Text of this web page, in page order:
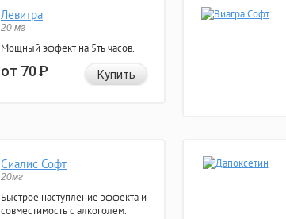
Левитра
20 мг
Мощный эффект на 5ть часов.
от 70Р Купить
Сиалис Софт
20мг
Быстрое наступление эффекта и
совместимость с алкоголем.